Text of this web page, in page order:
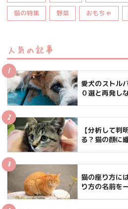
猫の特集 野菜 おもちゃ
人気の記事
愛犬のストル
０選と再発し
【分析して判
る？猫の顔に
猫の座り方に
り方の名前を